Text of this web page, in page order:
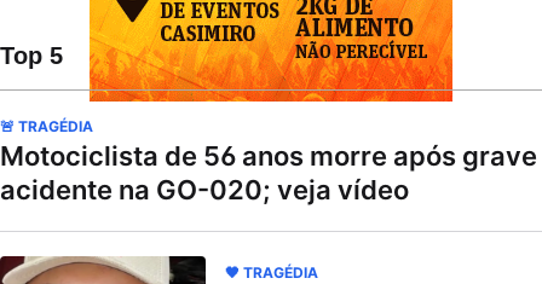
Top 5
🚨 TRAGÉDIA
Motociclista de 56 anos morre após grave
acidente na GO-020; veja vídeo
🖤 TRAGÉDIA